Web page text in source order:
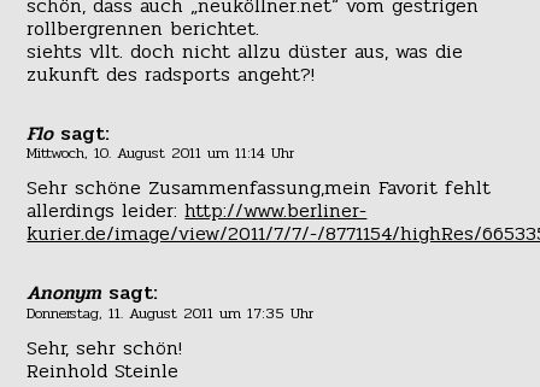
rollbergrennen berichtet.
siehts vllt. doch nicht allzu düster aus, was die
zukunft des radsports angeht?!
Flo sagt:
Mittwoch, 10. August 2011 um 11:14 Uhr
Sehr schöne Zusammenfassung,mein Favorit fehlt
allerdings leider:http://www.berliner-
kurier.de/image/view/2011/7/7/-/8771154/highRes/
Anonym sagt:
Donnerstag, 11. August 2011 um 17:35 Uhr
Sehr, sehr schön!
Reinhold Steinle